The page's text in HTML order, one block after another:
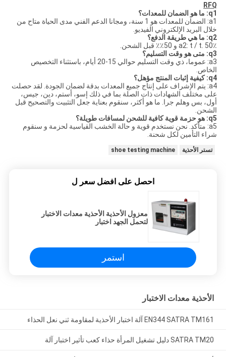
RFQ
q1: ما هو الضمان للمعدات؟
a1: الضمان للمعدات هو 1 سنة، ومجانا الدعم الفني مدى الحياة متاح من
خلال البريد الإلكتروني الفيديو.
q2: ما هي طريقة الدفع؟
a2: t / t. 50٪ و 50٪٪ قبل الشحن.
q3: متى هو وقت التسليم؟
a3: عموما، ذي وقت التسليم حوالي 15-20 أيام، باستثناء التخصيص
الخاص.
q4: كيفية إثبات المنتج مؤهل؟
a4: يتم الإشراف على إنتاج جميع المعدات بدقة لضمان الجودة. لقد حصلت
على مختلف الشهادات ذات الصلة بما في ذلك إسو، أستم، دين، جيس،
أول، بس وهلم جرا. ما هو أكثر، سنقوم بعناية جعل التثبيت والتصحيح قبل
الشحن.
q5: هو حزمة قوية كافية للشحن لمسافات طويلة؟
a5: متأكد. نحن نستخدم قوية و حالة الخشب القياسية لحزمة و سنقوم
شراء التأمين لكل شحنة.
تستر الأحذية shoe testing machine
احصل على افضل سعر ل
معزول الأحذية الأحذية معدات الاختبار
لتحمل الجهد اختبار
استمر
الأحذية معدات الاختبار
EN344 SATRA TM161 آلة اختبار الأحذية لمقاومة ثني نعل الحذاء
SATRA TM20 دليل تشغيل المرأة حذاء كعب تأثير اختبار آلة